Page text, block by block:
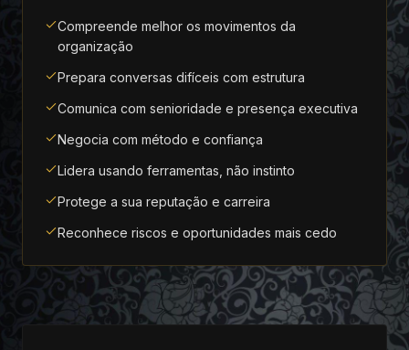
Compreende melhor os movimentos da
organização
Prepara conversas difíceis com estrutura
Comunica com senioridade e presença executiva
Negocia com método e confiança
Lidera usando ferramentas, não instinto
Protege a sua reputação e carreira
Reconhece riscos e oportunidades mais cedo